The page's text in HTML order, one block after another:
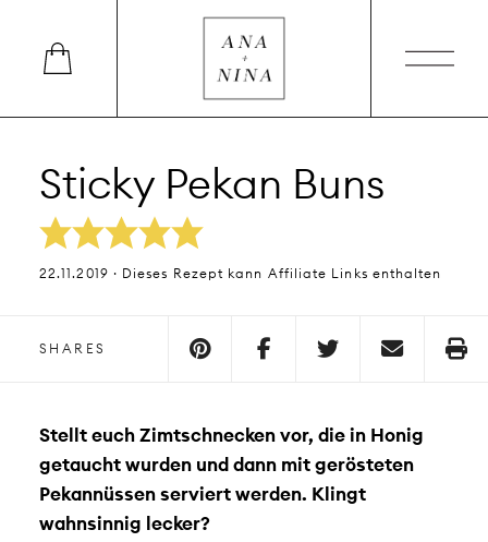
Sticky Pekan Buns
22.11.2019 · Dieses Rezept kann Affiliate Links enthalten
SHARES
Stellt euch Zimtschnecken vor, die in Honig
getaucht wurden und dann mit gerösteten
Pekannüssen serviert werden. Klingt
wahnsinnig lecker?